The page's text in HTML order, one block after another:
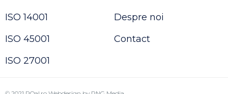
ISO 14001
ISO 45001
ISO 27001
Despre noi
Contact